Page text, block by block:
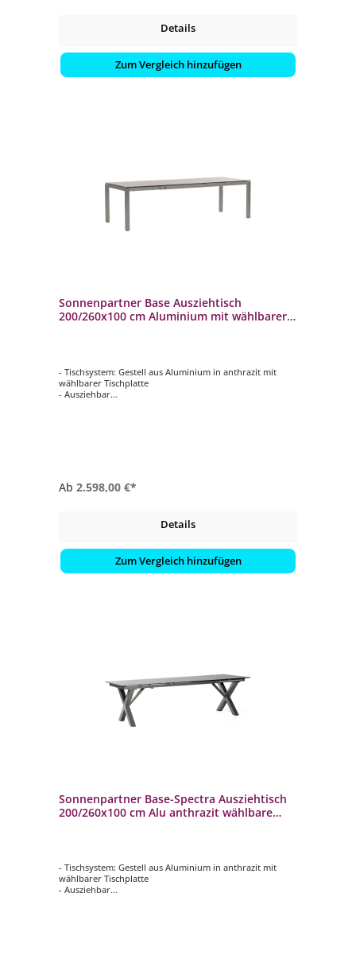
Details
Zum Vergleich hinzufügen
Sonnenpartner Base Ausziehtisch
200/260x100 cm Aluminium mit wählbarer
- Tischsystem: Gestell aus Aluminium in anthrazit mit
wählbarer Tischplatte
- Ausziehbar
Ab 2.598,00 €*
Details
Zum Vergleich hinzufügen
Sonnenpartner Base-Spectra Ausziehtisch
200/260x100 cm Alu anthrazit wählbare
- Tischsystem: Gestell aus Aluminium in anthrazit mit
wählbarer Tischplatte
- Ausziehbar